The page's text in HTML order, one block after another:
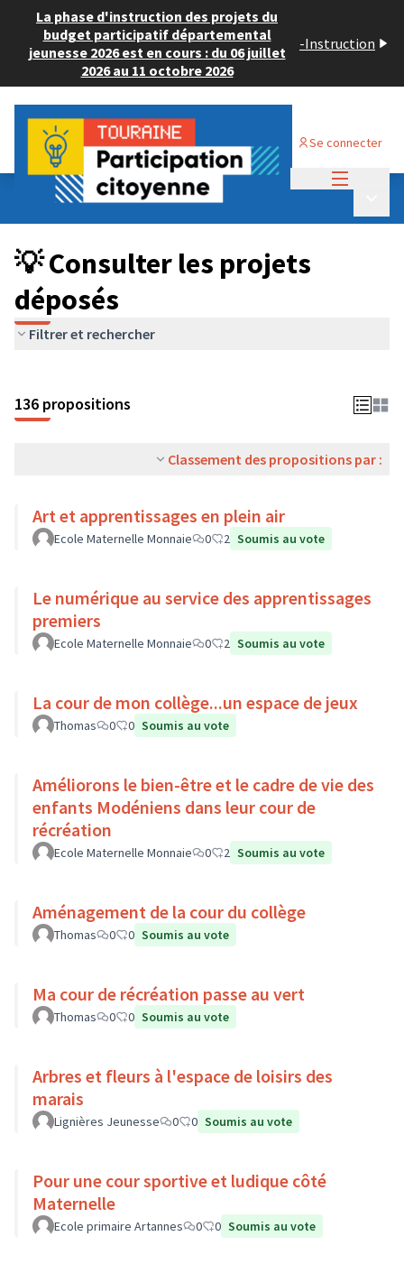
La phase d'instruction des projets du
budget participatif départemental
jeunesse 2026 est en cours : du 06 juillet
2026 au 11 octobre 2026
-Instruction
Se connecter
Budget Participatif JEUNESSE 2024
💡 Consulter les projets déposés
💡 Consulter les projets
déposés
Filtrer et rechercher
136 propositions
Classement des propositions par :
Art et apprentissages en plein air
Ecole Maternelle Monnaie 0 2 Soumis au vote
Le numérique au service des apprentissages
premiers
Ecole Maternelle Monnaie 0 2 Soumis au vote
La cour de mon collège...un espace de jeux
Thomas 0 0 Soumis au vote
Améliorons le bien-être et le cadre de vie des
enfants Modéniens dans leur cour de
récréation
Ecole Maternelle Monnaie 0 2 Soumis au vote
Aménagement de la cour du collège
Thomas 0 0 Soumis au vote
Ma cour de récréation passe au vert
Thomas 0 0 Soumis au vote
Arbres et fleurs à l'espace de loisirs des
marais
Lignières Jeunesse 0 0 Soumis au vote
Pour une cour sportive et ludique côté
Maternelle
Ecole primaire Artannes 0 0 Soumis au vote